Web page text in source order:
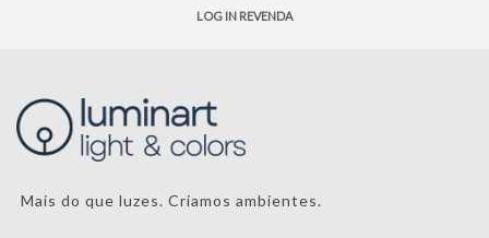
LOG IN REVENDA
Mais do que luzes. Criamos ambientes.